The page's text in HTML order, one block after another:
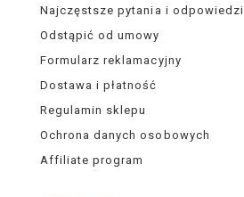
Najczęstsze pytania i odpowiedzi
Odstąpić od umowy
Formularz reklamacyjny
Dostawa i płatność
Regulamin sklepu
Ochrona danych osobowych
Affiliate program